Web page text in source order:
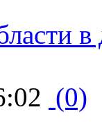
в
(0)